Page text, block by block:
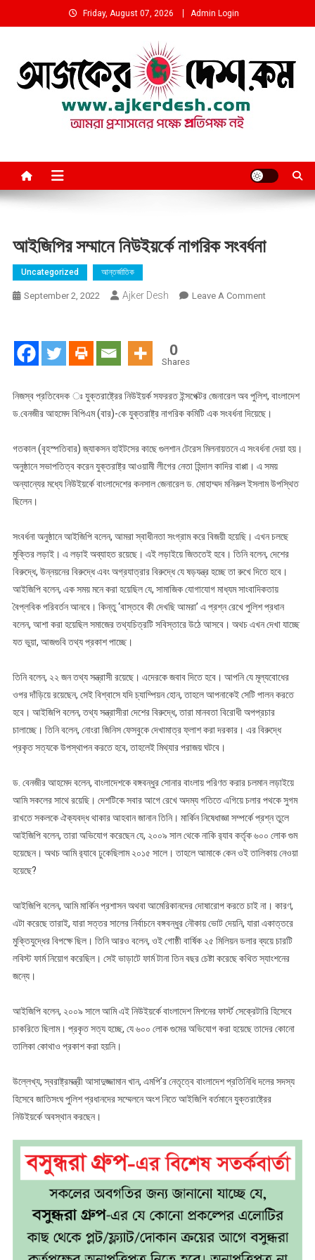
to
Friday, August 07, 2026 Admin Login
আইজিপির সম্মানে নিউইয়র্কে নাগরিক সংবর্ধনা
Uncategorized আন্তর্জাতিক
September 2, 2022 Ajker Desh Leave A CommentOn
0
Shares
নিজস্ব প্রতিবেদক ঃ যুক্তরাষ্ট্রের নিউইয়র্ক সফররত ইন্সপেক্টর জেনারেল অব পুলিশ, বাংলাদেশ
ড.বেনজীর আহমেদ বিপিএম (বার)-কে যুক্তরাষ্ট্র নাগরিক কমিটি এক সংবর্ধনা দিয়েছে।
গতকাল (বৃহস্পতিবার) জ্যাকসন হাইটসের কাছে গুলশান টেরেস মিলনায়তনে এ সংবর্ধনা দেয়া হয়।
অনুষ্ঠানে সভাপতিত্ব করেন যুক্তরাষ্ট্র আওয়ামী লীগের নেতা হিন্দাল কাদির বাপ্পা। এ সময়
অন্যান্যের মধ্যে নিউইয়র্কে বাংলাদেশের কনসাল জেনারেল ড. মোহাম্মদ মনিরুল ইসলাম উপস্থিত
ছিলেন।
সংবর্ধনা অনুষ্ঠানে আইজিপি বলেন, আমরা স্বাধীনতা সংগ্রাম করে বিজয়ী হয়েছি। এখন চলছে
মুক্তির লড়াই। এ লড়াই অব্যাহত রয়েছে। এই লড়াইয়ে জিততেই হবে। তিনি বলেন, দেশের
বিরুদ্ধে, উন্নয়নের বিরুদ্ধে এবং অগ্রযাত্রার বিরুদ্ধে যে ষড়যন্ত্র হচ্ছে তা রুখে দিতে হবে।
আইজিপি বলেন, এক সময় মনে করা হয়েছিল যে, সামাজিক যোগাযোগ মাধ্যম সাংবাদিকতায়
বৈপ্লবিক পরিবর্তন আনবে। কিন্তু ‘বাস্তবে কী দেখছি আমরা’ এ প্রশ্ন রেখে পুলিশ প্রধান
বলেন, আশা করা হয়েছিল সমাজের তথ্যচিত্রটি সবিস্তারে উঠে আসবে। অথচ এখন দেখা যাচ্ছে
যত ভুয়া, আজগুবি তথ্য প্রকাশ পাচ্ছে।
তিনি বলেন, ২২ জন তথ্য সন্ত্রাসী রয়েছে। এদেরকে জবাব দিতে হবে। আপনি যে মূল্যবোধের
ওপর দাঁড়িয়ে রয়েছেন, সেই বিশ্বাসে যদি চ্যাম্পিয়ন হোন, তাহলে আপনাকেই সেটি পালন করতে
হবে। আইজিপি বলেন, তথ্য সন্ত্রাসীরা দেশের বিরুদ্ধে, তারা মানবতা বিরোধী অপপ্রচার
চালাচ্ছে। তিনি বলেন, নোংরা জিনিস ফেসবুকে দেখামাত্র ফ্লাশ করা দরকার। এর বিরুদ্ধে
প্রকৃত সত্যকে উপস্থাপন করতে হবে, তাহলেই মিথ্যার পরাজয় ঘটবে।
ড. বেনজীর আহমেদ বলেন, বাংলাদেশকে বঙ্গবন্ধুর সোনার বাংলায় পরিণত করার চলমান লড়াইয়ে
আমি সকলের সাথে রয়েছি। দেশটিকে সবার আগে রেখে অদম্য গতিতে এগিয়ে চলার পথকে সুগম
রাখতে সকলকে ঐক্যবদ্ধ থাকার আহবান জানান তিনি। মার্কিন নিষেধাজ্ঞা সম্পর্কে প্রশ্ন তুলে
আইজিপি বলেন, তারা অভিযোগ করেছেন যে, ২০০৯ সাল থেকে নাকি র‌্যাব কর্তৃক ৬০০ লোক গুম
হয়েছেন। অথচ আমি র‌্যাবে ঢুকেছিলাম ২০১৫ সালে। তাহলে আমাকে কেন ওই তালিকায় নেওয়া
হয়েছে?
আইজিপি বলেন, আমি মার্কিন প্রশাসন অথবা আমেরিকানদের দোষারোপ করতে চাই না। কারণ,
এটা করেছে তারাই, যারা সত্তর সালের নির্বাচনে বঙ্গবন্ধুর নৌকায় ভোট দেয়নি, যারা একাত্তরে
মুক্তিযুদ্ধের বিপক্ষে ছিল। তিনি আরও বলেন, ওই গোষ্ঠী বার্ষিক ২৫ মিলিয়ন ডলার ব্যয়ে চারটি
লবিস্ট ফার্ম নিয়োগ করেছিল। সেই ভাড়াটে ফার্ম টানা তিন বছর চেষ্টা করেছে কথিত স্যাংশনের
জন্যে।
আইজিপি বলেন, ২০০৯ সালে আমি এই নিউইয়র্কে বাংলাদেশ মিশনের ফার্স্ট সেক্রেটারি হিসেবে
চাকরিতে ছিলাম। প্রকৃত সত্য হচ্ছে, যে ৬০০ লোক গুমের অভিযোগ করা হয়েছে তাদের কোনো
তালিকা কোথাও প্রকাশ করা হয়নি।
উল্লেখ্য, স্বরাষ্ট্রমন্ত্রী আসাদুজ্জামান খান, এমপি’র নেতৃত্বে বাংলাদেশ প্রতিনিধি দলের সদস্য
হিসেবে জাতিসংঘ পুলিশ প্রধানদের সম্মেলনে অংশ নিতে আইজিপি বর্তমানে যুক্তরাষ্ট্রের
নিউইয়র্কে অবস্থান করছেন।